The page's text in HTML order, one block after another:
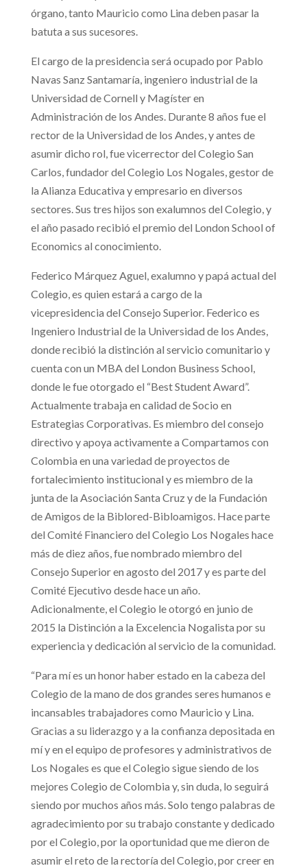
órgano, tanto Mauricio como Lina deben pasar la
batuta a sus sucesores.
El cargo de la presidencia será ocupado por Pablo
Navas Sanz Santamaría, ingeniero industrial de la
Universidad de Cornell y Magíster en
Administración de los Andes. Durante 8 años fue el
rector de la Universidad de los Andes, y antes de
asumir dicho rol, fue vicerrector del Colegio San
Carlos, fundador del Colegio Los Nogales, gestor de
la Alianza Educativa y empresario en diversos
sectores. Sus tres hijos son exalumnos del Colegio, y
el año pasado recibió el premio del London School of
Economics al conocimiento.
Federico Márquez Aguel, exalumno y papá actual del
Colegio, es quien estará a cargo de la
vicepresidencia del Consejo Superior. Federico es
Ingeniero Industrial de la Universidad de los Andes,
donde recibió la distinción al servicio comunitario y
cuenta con un MBA del London Business School,
donde le fue otorgado el “Best Student Award”.
Actualmente trabaja en calidad de Socio en
Estrategias Corporativas. Es miembro del consejo
directivo y apoya activamente a Compartamos con
Colombia en una variedad de proyectos de
fortalecimiento institucional y es miembro de la
junta de la Asociación Santa Cruz y de la Fundación
de Amigos de la Biblored-Bibloamigos. Hace parte
del Comité Financiero del Colegio Los Nogales hace
más de diez años, fue nombrado miembro del
Consejo Superior en agosto del 2017 y es parte del
Comité Ejecutivo desde hace un año.
Adicionalmente, el Colegio le otorgó en junio de
2015 la Distinción a la Excelencia Nogalista por su
experiencia y dedicación al servicio de la comunidad.
“Para mí es un honor haber estado en la cabeza del
Colegio de la mano de dos grandes seres humanos e
incansables trabajadores como Mauricio y Lina.
Gracias a su liderazgo y a la confianza depositada en
mí y en el equipo de profesores y administrativos de
Los Nogales es que el Colegio sigue siendo de los
mejores Colegio de Colombia y, sin duda, lo seguirá
siendo por muchos años más. Solo tengo palabras de
agradecimiento por su trabajo constante y dedicado
por el Colegio, por la oportunidad que me dieron de
asumir el reto de la rectoría del Colegio, por creer en